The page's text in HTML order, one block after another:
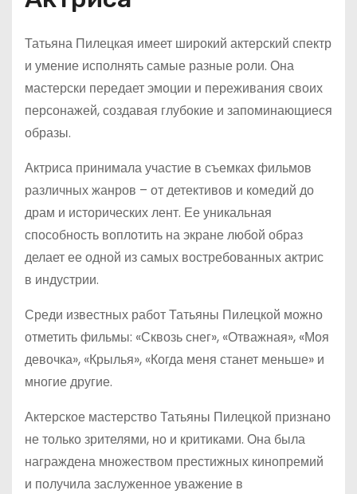
Татьяна Пилецкая имеет широкий актерский спектр
и умение исполнять самые разные роли. Она
мастерски передает эмоции и переживания своих
персонажей, создавая глубокие и запоминающиеся
образы.
Актриса принимала участие в съемках фильмов
различных жанров – от детективов и комедий до
драм и исторических лент. Ее уникальная
способность воплотить на экране любой образ
делает ее одной из самых востребованных актрис
в индустрии.
Среди известных работ Татьяны Пилецкой можно
отметить фильмы: «Сквозь снег», «Отважная», «Моя
девочка», «Крылья», «Когда меня станет меньше» и
многие другие.
Актерское мастерство Татьяны Пилецкой признано
не только зрителями, но и критиками. Она была
награждена множеством престижных кинопремий
и получила заслуженное уважение в